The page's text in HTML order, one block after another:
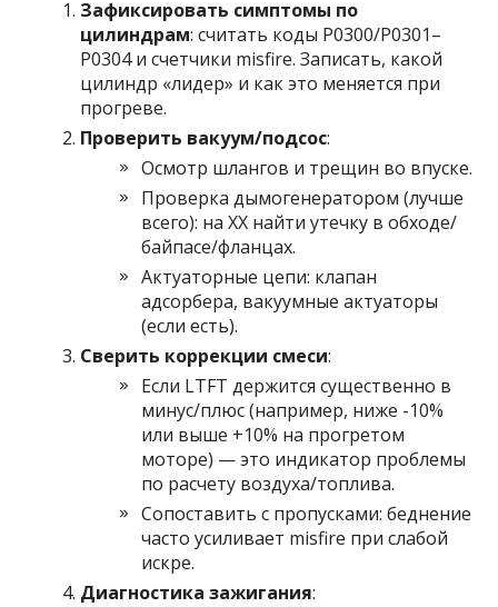
Зафиксировать симптомы по
цилиндрам: считать коды P0300/P0301–
P0304 и счетчики misfire. Записать, какой
цилиндр «лидер» и как это меняется при
прогреве.
Проверить вакуум/подсос:
Осмотр шлангов и трещин во впуске.
Проверка дымогенератором (лучше
всего): на ХХ найти утечку в обходе/
байпасе/фланцах.
Актуаторные цепи: клапан
адсорбера, вакуумные актуаторы
(если есть).
Сверить коррекции смеси:
Если LTFT держится существенно в
минус/плюс (например, ниже -10%
или выше +10% на прогретом
моторе) — это индикатор проблемы
по расчету воздуха/топлива.
Сопоставить с пропусками: беднение
часто усиливает misfire при слабой
искре.
Диагностика зажигания: